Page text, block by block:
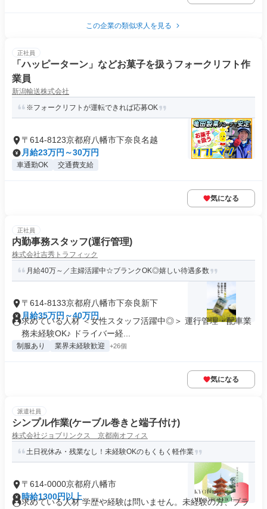
この企業の類似求人を見る
正社員
「ハッピーターン」などお菓子を扱うフォークリフト作
業員
新潟輸送株式会社
※フォークリフトが運転できれば応募OK
〒614-8123京都府八幡市下奈良名越
月給23万円～30万円
車通勤OK 交通費支給
気になる
正社員
内勤事務スタッフ(運行管理)
株式会社吉秀トラフィック
月給40万～／主婦活躍中☆ブランクOK◎嬉しい待遇多数
〒614-8133京都府八幡市下奈良新下
月給35万円～40万円
求めている人材 ＜女性スタッフ活躍中◎＞ 運行管理・配車業
務未経験OK♪ ドライバー経...
制服あり 業界未経験歓迎 +26個
気になる
派遣社員
シンプル作業(ケーブル巻きと端子付け)
株式会社ジョブリンクス 京都南オフィス
土日祝休み・残業なし！未経験OKのもくもく軽作業
〒614-0000京都府八幡市
時給1300円以上
求めている人材 学歴や経験は問いません。未経験の方、ブラ